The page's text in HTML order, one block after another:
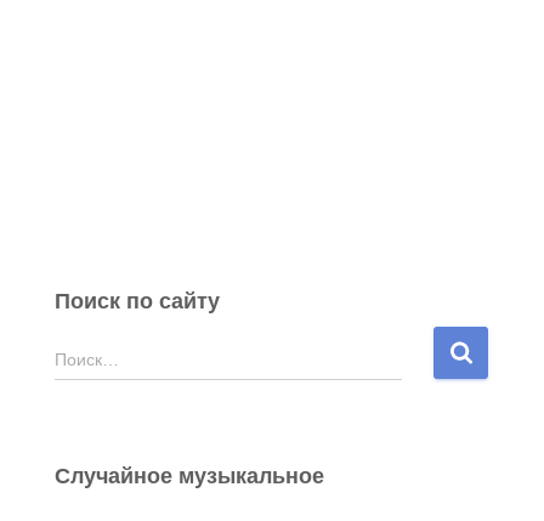
Поиск по сайту
Н
а
:
Поиск…
Случайное музыкальное